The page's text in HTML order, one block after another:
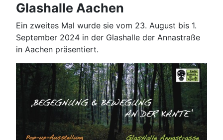
Glashalle Aachen
Ein zweites Mal wurde sie vom 23. August bis 1.
September 2024 in der Glashalle der Annastraße
in Aachen präsentiert.